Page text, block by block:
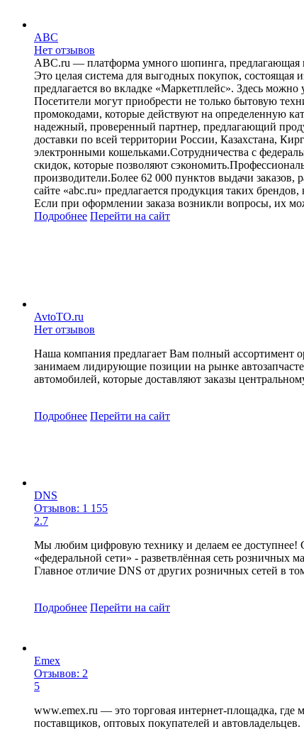
ABC
Нет отзывов
ABC.ru — платформа умного шопинга, предлагающая
Это целая система для выгодных покупок, состоящая
предлагается во вкладке «Маркетплейс». Здесь
Посетители могут приобрести не только бытовую
промокодами, которые действуют на определенную
надежный, проверенный партнер, предлагающий
доставки по всей территории России, Казахстана,
электронными кошельками.Сотрудничества с
скидок, которые позволяют
производители.Более 62 000 пунктов выдачи
сайте «abc.ru» предлагается продукция таких
Если при оформлении заказа возникли вопросы, их
Подробнее Перейти на сайт
AvtoTO.ru
Нет отзывов
Наша компания предлагает Вам полный
занимаем лидирующие позиции на рынке
автомобилей, которые доставляют заказы
Подробнее Перейти на сайт
DNS
Отзывов: 1 155
2.7
Мы любим цифровую технику и делаем ее доступнее!
«федеральной сети» - разветвлённая сеть
Главное отличие DNS от других розничных сетей в
Подробнее Перейти на сайт
Emex
Отзывов: 2
5
www.emex.ru — это торговая интернет-площадка, где
поставщиков, оптовых покупателей и автовладельцев.